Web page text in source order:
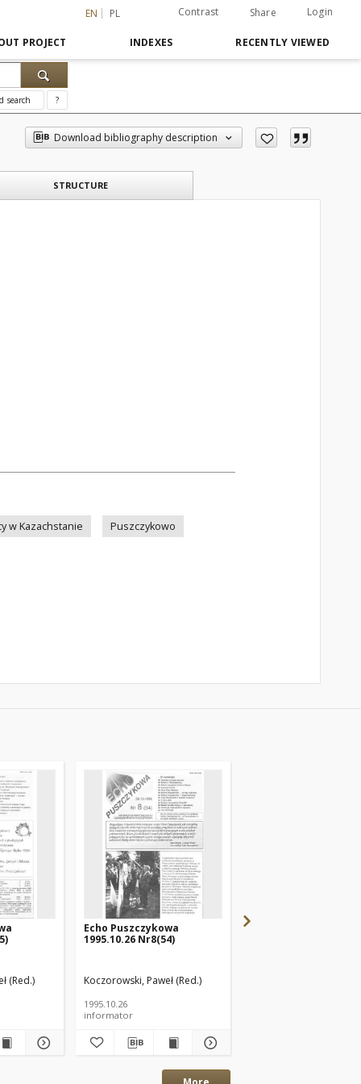
EN PL Contrast Share Login
PROJECT INDEXES RECENTLY VIEWED
search ?
Download bibliography description
STRUCTURE
w Kazachstanie
Puszczykowo
(Red.)
Echo Puszczykowa
1995.10.26 Nr8(54)
Koczorowski, Paweł (Red.)
1995.10.26
informator